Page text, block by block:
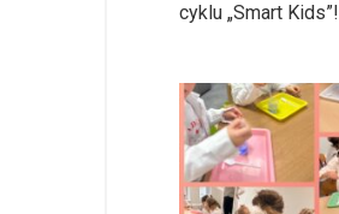
cyklu „Smart Kids”!